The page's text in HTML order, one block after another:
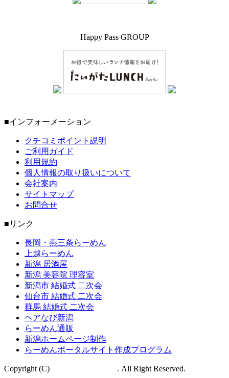
Happy Pass GROUP
■インフォーメーション
クチコミポイント説明
ご利用ガイド
利用規約
個人情報の取り扱いについて
会社案内
サイトマップ
お問合せ
■リンク
長岡・燕三条らーめん
上越らーめん
新潟 居酒屋
新潟 美容院 理容室
新潟市 結婚式 二次会
仙台市 結婚式 二次会
群馬 結婚式 二次会
ヘアなび新潟
らーめん通販
新潟ホームページ制作
らーめんポータルサイト作成プログラム
Copyright (C) . All Right Reserved.